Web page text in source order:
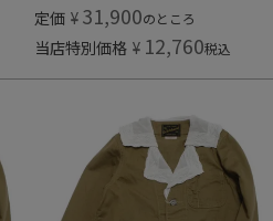
定価 ¥ 31,900のところ
当店特別価格 ¥ 12,760税込